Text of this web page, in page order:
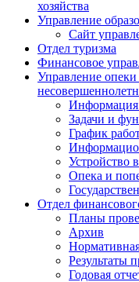
хозяйства
Управление
Сайт
Отдел туризма
Финансовое
Управление
Информация
Задачи и
График
Устройство
Опека и
Отдел
Планы
Архив
Результаты
Годовая